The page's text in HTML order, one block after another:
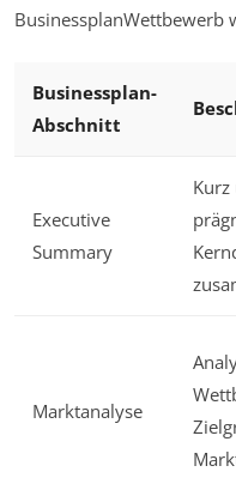
BusinessplanWettbewerb
Businessplan-
Abschnitt
Executive
Summary
Kurz
Marktanalyse